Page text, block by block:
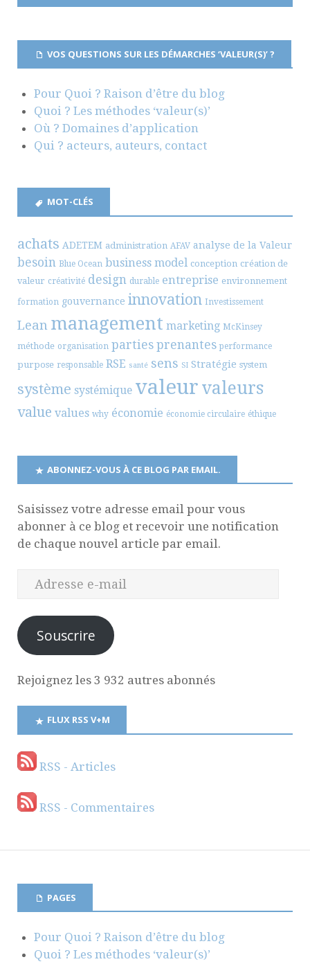
VOS QUESTIONS SUR LES DÉMARCHES ‘VALEUR(S)’ ?
Pour Quoi ? Raison d’être du blog
Quoi ? Les méthodes ‘valeur(s)’
Où ? Domaines d’application
Qui ? acteurs, auteurs, contact
MOT-CLÉS
achats ADETEM administration AFAV analyse de la Valeur
besoin Blue Ocean business model conception création de
valeur créativité design durable entreprise environnement
formation gouvernance innovation Investissement
Lean management marketing McKinsey
méthode organisation parties prenantes performance
purpose responsable RSE santé sens SI Stratégie system
système systémique valeur valeurs
value values why économie économie circulaire éthique
ABONNEZ-VOUS À CE BLOG PAR EMAIL.
Saisissez votre adresse email pour vous
abonner à ce blog et recevoir une notification
de chaque nouvel article par email.
Souscrire
Rejoignez les 3 932 autres abonnés
FLUX RSS V+M
RSS - Articles
RSS - Commentaires
PAGES
Pour Quoi ? Raison d’être du blog
Quoi ? Les méthodes ‘valeur(s)’